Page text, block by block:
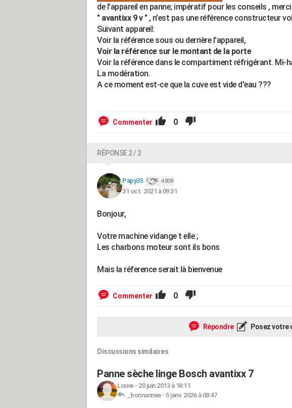
de l'appareil en panne; impératif pour les conseils ,
" avantixx 9 v " , n'est pas une référence constructeur
Suivant appareil:
Voir la référence sous ou derrière l'appareil,
Voir la référence sur le montant de la porte
Voir la référence dans le compartiment réfrigérant. Mi-
La modération.
A ce moment est-ce que la cuve est vide d'eau ???
Commenter 0
RÉPONSE 2 / 2
Papy35 4 808
31 oct. 2021 à 09:31
Bonjour,
Votre machine vidange t elle ;
Les charbons moteur sont ils bons
Mais la réference serait là bienvenue
Commenter 0
Répondre Posez votre
Discussions similaires
Panne sèche linge Bosch avantixx 7
Louve- 20 juin 2013 à 18:11
_bonnannee- 5 janv. 2026 à 08:47